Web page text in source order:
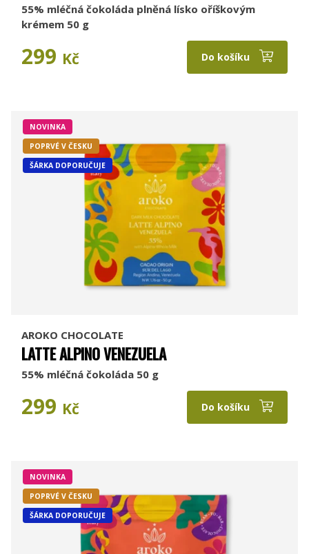
55% mléčná čokoláda plněná lísko oříškovým
krémem 50 g
299 Kč Do košíku
NOVINKA
POPRVÉ V ČESKU
ŠÁRKA DOPORUČUJE
AROKO CHOCOLATE
LATTE ALPINO VENEZUELA
55% mléčná čokoláda 50 g
299 Kč Do košíku
NOVINKA
POPRVÉ V ČESKU
ŠÁRKA DOPORUČUJE